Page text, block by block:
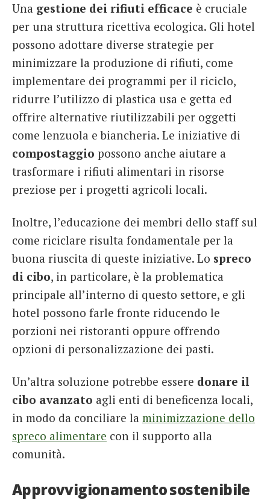
Una gestione dei rifiuti efficace è cruciale
per una struttura ricettiva ecologica. Gli hotel
possono adottare diverse strategie per
minimizzare la produzione di rifiuti, come
implementare dei programmi per il riciclo,
ridurre l’utilizzo di plastica usa e getta ed
offrire alternative riutilizzabili per oggetti
come lenzuola e biancheria. Le iniziative di
compostaggio possono anche aiutare a
trasformare i rifiuti alimentari in risorse
preziose per i progetti agricoli locali.
Inoltre, l’educazione dei membri dello staff sul
come riciclare risulta fondamentale per la
buona riuscita di queste iniziative. Lo spreco
di cibo, in particolare, è la problematica
principale all’interno di questo settore, e gli
hotel possono farle fronte riducendo le
porzioni nei ristoranti oppure offrendo
opzioni di personalizzazione dei pasti.
Un’altra soluzione potrebbe essere donare il
cibo avanzato agli enti di beneficenza locali,
in modo da conciliare la minimizzazione dello
spreco alimentare con il supporto alla
comunità.
Approvvigionamento sostenibile